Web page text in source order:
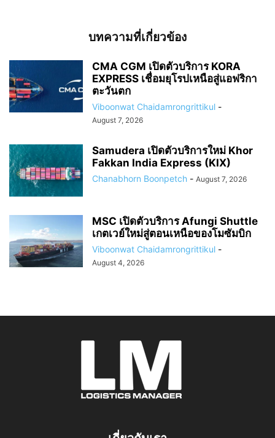
บทความที่เกี่ยวข้อง
CMA CGM เปิดตัวบริการ KORA
EXPRESS เชื่อมยุโรปเหนือสู่แอฟริกา
ตะวันตก
Viboonwat Chaidamrongrittikul -
August 7, 2026
Samudera เปิดตัวบริการใหม่ Khor
Fakkan India Express (KIX)
Chanabhorn Boonpetch - August 7, 2026
MSC เปิดตัวบริการ Afungi Shuttle
เกตเวย์ใหม่สู่ตอนเหนือของโมซัมบิก
Viboonwat Chaidamrongrittikul -
August 4, 2026